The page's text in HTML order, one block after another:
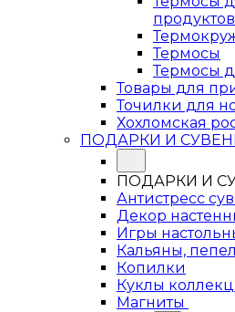
продуктов
Термосы
Термосы
Товары для
Точилки для
Хохломская
ПОДАРКИ И
ПОДАРКИ И
Антистресс
Декор
Игры
Кальяны,
Копилки
Куклы
Магниты